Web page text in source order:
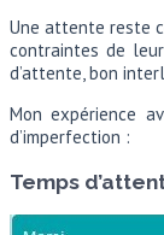
Une attente reste
contraintes de
d’attente, bon
Mon expérience
d’imperfection :
Temps